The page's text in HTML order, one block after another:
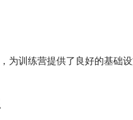
为训练营提供了良好的基础